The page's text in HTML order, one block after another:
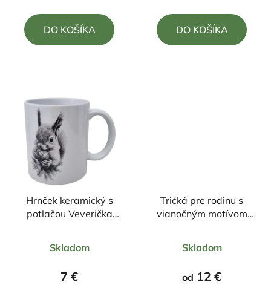
5,0
z
DO KOŠÍKA
5,0
z
DO KOŠÍKA
Hrnček keramický s
potlačou Veverička
hodnotenie
produktu
Skladom
7 €
Tričká pre rodinu s
vianočným motívom
hodnotenie
produktu
Skladom
od 12 €